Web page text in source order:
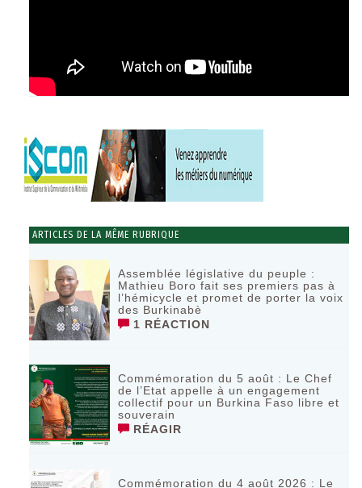
ARTICLES DE LA MÊME RUBRIQUE
Assemblée législative du peuple :
Mathieu Boro fait ses premiers pas à
l’hémicycle et promet de porter la voix
des Burkinabè
1 RÉACTION
Commémoration du 5 août : Le Chef
de l’Etat appelle à un engagement
collectif pour un Burkina Faso libre et
souverain
RÉAGIR
Commémoration du 4 août 2026 : Le